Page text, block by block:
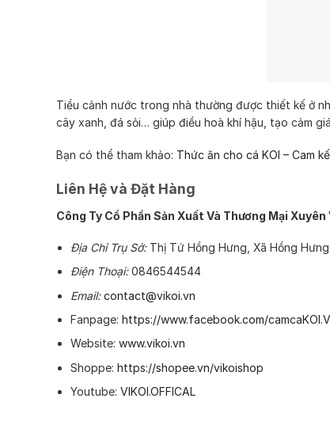
Tiểu cảnh nước trong nhà thường được thiết kế ở
cây xanh, đá sỏi… giúp điều hoà khí hậu, tạo cảm
Bạn có thể tham khảo: Thức ăn cho cá KOI – Cam
Liên Hệ và Đặt Hàng
Công Ty Cổ Phần Sản Xuất Và Thương Mại Xuyên
Địa Chỉ Trụ Sở:Thị Tứ Hồng Hưng, Xã Hồng
Điện Thoại:0846544544
Email: contact@vikoi.vn
Fanpage: https://www.facebook.com/
Website: www.vikoi.vn
Shoppe: https://shopee.vn/vikoishop
Youtube: VIKOI.OFFICAL